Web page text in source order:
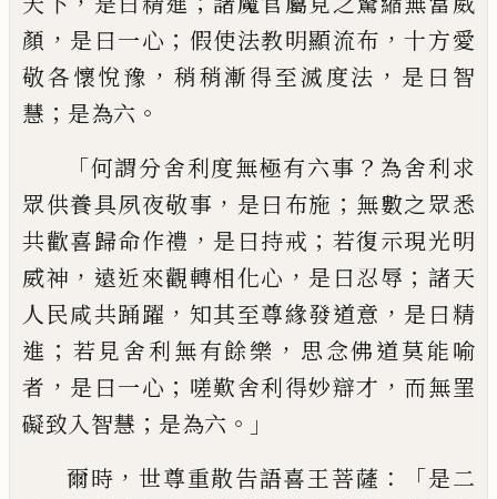
顏 ， 是曰一心 ； 假使法教明顯流布 ，十方愛
敬各懷悅豫 ， 稍稍漸得至滅度法 ， 是曰智
慧 ； 是為六 。
「何謂分舍利度無極有六事 ？ 為舍利求
眾供養具夙夜敬事 ， 是曰布施 ； 無數之眾悉
共歡喜歸命作禮 ， 是曰持戒 ； 若復示現光明
威神 ， 遠近來觀轉相化心 ， 是曰忍辱 ； 諸天
人民咸共踊躍 ， 知其至尊緣發道意 ， 是曰精
進 ； 若見舍利無有餘樂 ， 思念佛道莫能喻
者 ， 是曰一心 ； 嗟歎舍利得妙辯才 ， 而無罣
礙致入智慧 ； 是為六 。」
爾時 ， 世尊重散告語喜王菩薩 ：「是二